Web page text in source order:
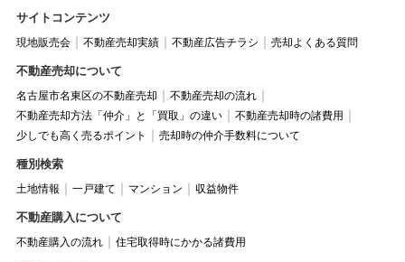
サイトコンテンツ
現地販売会 不動産売却実績 不動産広告チラシ 売却よくある質問
不動産売却について
名古屋市名東区の不動産売却
不動産売却の流れ
不動産売却方法「仲介」と「買取」の違い
不動産売却時の諸費用
少しでも高く売るポイント
売却時の仲介手数料について
種別検索
土地情報 一戸建て マンション 収益物件
不動産購入について
不動産購入の流れ 住宅取得時にかかる諸費用